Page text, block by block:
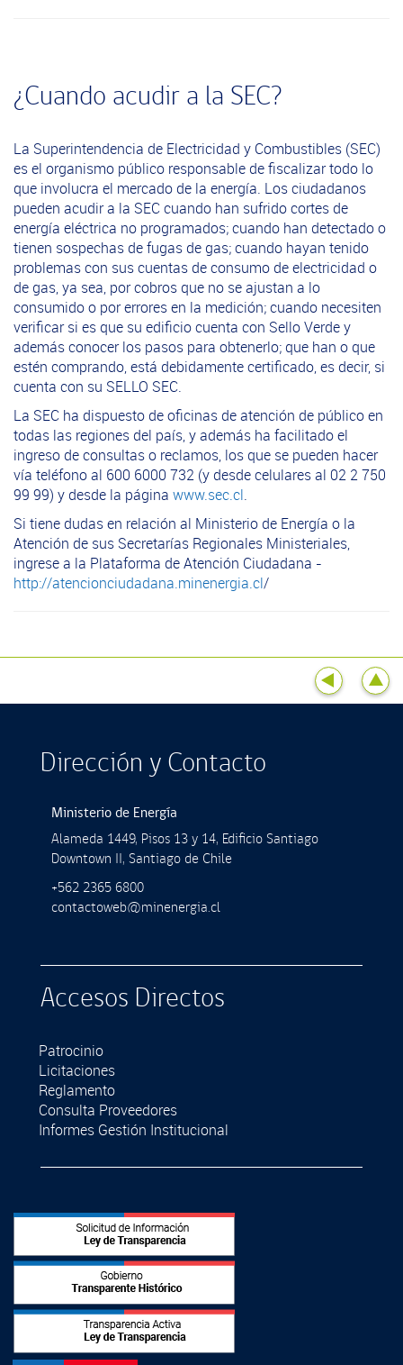
¿Cuando acudir a la SEC?
La Superintendencia de Electricidad y Combustibles (SEC)
es el organismo público responsable de fiscalizar todo lo
que involucra el mercado de la energía. Los ciudadanos
pueden acudir a la SEC cuando han sufrido cortes de
energía eléctrica no programados; cuando han detectado o
tienen sospechas de fugas de gas; cuando hayan tenido
problemas con sus cuentas de consumo de electricidad o
de gas, ya sea, por cobros que no se ajustan a lo
consumido o por errores en la medición; cuando necesiten
verificar si es que su edificio cuenta con Sello Verde y
además conocer los pasos para obtenerlo; que han o que
estén comprando, está debidamente certificado, es decir, si
cuenta con su SELLO SEC.
La SEC ha dispuesto de oficinas de atención de público en
todas las regiones del país, y además ha facilitado el
ingreso de consultas o reclamos, los que se pueden hacer
vía teléfono al 600 6000 732 (y desde celulares al 02 2 750
99 99) y desde la página www.sec.cl.
Si tiene dudas en relación al Ministerio de Energía o la
Atención de sus Secretarías Regionales Ministeriales,
ingrese a la Plataforma de Atención Ciudadana -
http://atencionciudadana.minenergia.cl/
Dirección y Contacto
Ministerio de Energía
Alameda 1449, Pisos 13 y 14, Ediﬁcio Santiago
Downtown II, Santiago de Chile
+562 2365 6800
contactoweb@minenergia.cl
Accesos Directos
Patrocinio
Licitaciones
Reglamento
Consulta Proveedores
Informes Gestión Institucional